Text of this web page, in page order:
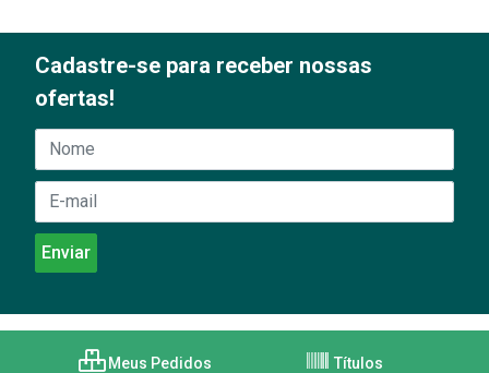
Cadastre-se para receber nossas
ofertas!
Meus Pedidos Títulos